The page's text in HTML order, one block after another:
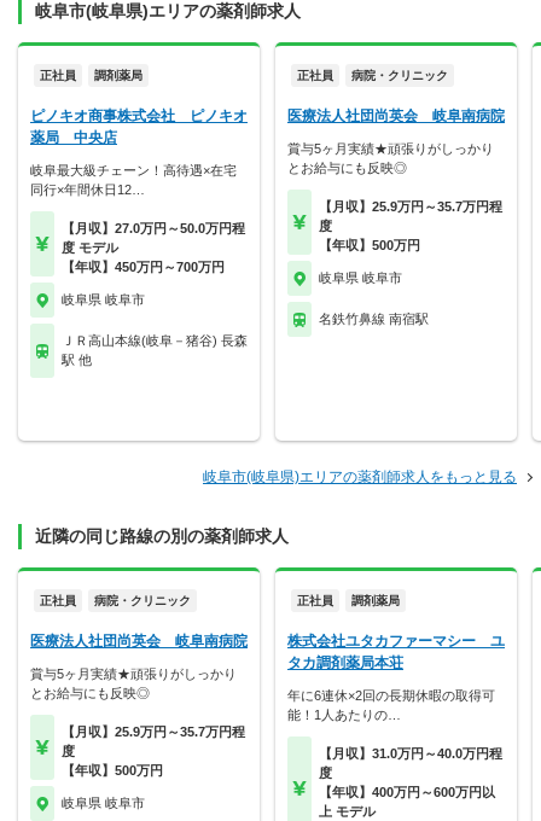
岐阜市(岐阜県)エリアの薬剤師求人
正社員 調剤薬局
ピノキオ商事株式会社 ピノキオ
薬局 中央店
岐阜最大級チェーン！高待遇×在宅
同行×年間休日12…
【月収】27.0万円～50.0万円程
度 モデル
【年収】450万円～700万円
岐阜県 岐阜市
ＪＲ高山本線(岐阜－猪谷) 長森
駅 他
正社員 病院・クリニック
医療法人社団尚英会 岐阜南病院
賞与5ヶ月実績★頑張りがしっかり
とお給与にも反映◎
【月収】25.9万円～35.7万円程
度
【年収】500万円
岐阜県 岐阜市
名鉄竹鼻線 南宿駅
岐阜市(岐阜県)エリアの薬剤師求人をもっと見る
近隣の同じ路線の別の薬剤師求人
正社員 病院・クリニック
医療法人社団尚英会 岐阜南病院
賞与5ヶ月実績★頑張りがしっかり
とお給与にも反映◎
【月収】25.9万円～35.7万円程
度
【年収】500万円
岐阜県 岐阜市
正社員 調剤薬局
株式会社ユタカファーマシー ユ
タカ調剤薬局本荘
年に6連休×2回の長期休暇の取得可
能！1人あたりの…
【月収】31.0万円～40.0万円程
度
【年収】400万円～600万円以
上 モデル